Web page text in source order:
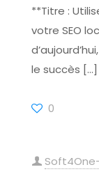
**Titre :
votre SEO
le succès […]
0